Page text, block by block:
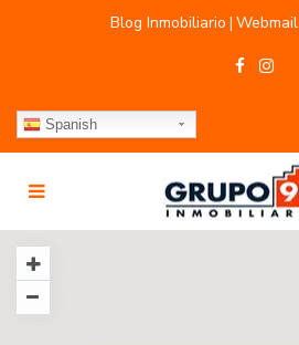
Blog Inmobiliario | Webmail
Spanish